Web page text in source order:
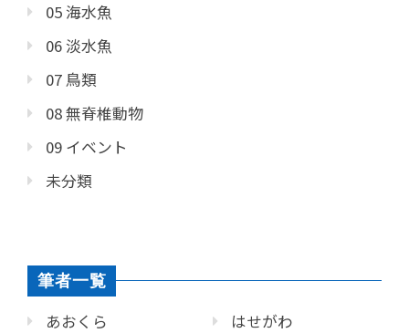
05 海水魚
06 淡水魚
07 鳥類
08 無脊椎動物
09 イベント
未分類
筆者一覧
あおくら
はせがわ